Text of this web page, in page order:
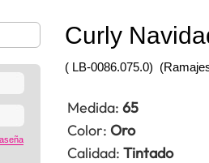
Curly
( LB-0086.075.0)
Medida: 65
Color: Oro
Calidad: Tintado